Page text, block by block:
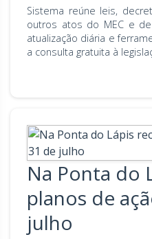
Sistema reúne leis,
outros atos do MEC e
atualização diária e
a consulta gratuita à
Na Ponta do
planos de
julho